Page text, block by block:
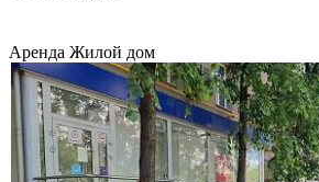
Аренда Жилой дом